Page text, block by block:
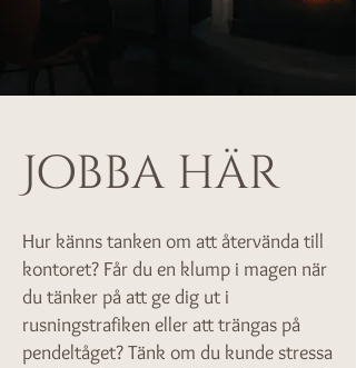
Jobba här
Hur känns tanken om att återvända till
kontoret? Får du en klump i magen när
du tänker på att ge dig ut i
rusningstrafiken eller att trängas på
pendeltåget? Tänk om du kunde stressa